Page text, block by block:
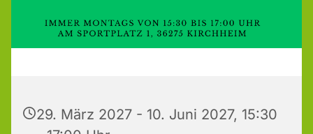
29. März 2027 - 10. Juni 2027, 15:30